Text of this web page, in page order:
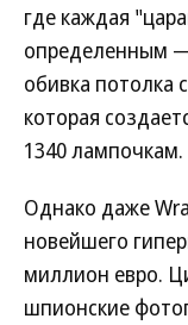
где каждая
определенным
обивка потолка
которая
1340 лампочкам.
Однако даже
новейшего
миллион евро.
шпионские